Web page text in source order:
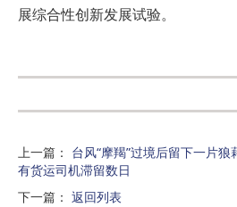
展综合性创新发展试验。
上一篇 ： 台风“摩羯”过境后留下一片狼
有货运司机滞留数日
下一篇 ： 返回列表